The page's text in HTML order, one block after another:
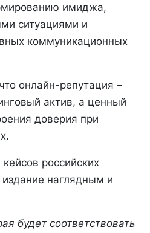
имиджа,
ситуациями и
коммуникационных
онлайн-репутация –
актив, а ценный
доверия при
российских
наглядным и
будет соответствовать